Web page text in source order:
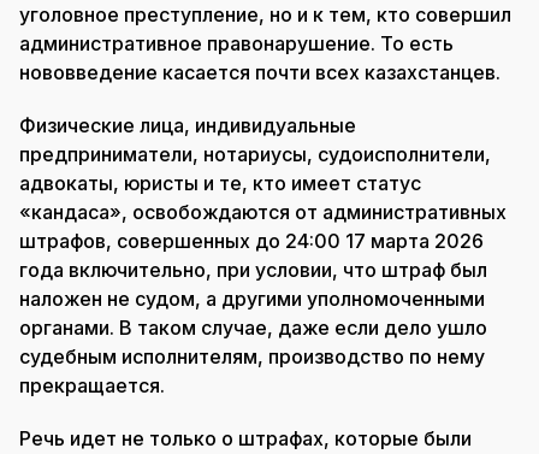
уголовное преступление, но и к тем, кто совершил
административное правонарушение. То есть
нововведение касается почти всех казахстанцев.
Физические лица, индивидуальные
предприниматели, нотариусы, судоисполнители,
адвокаты, юристы и те, кто имеет статус
«кандаса», освобождаются от административных
штрафов, совершенных до 24:00 17 марта 2026
года включительно, при условии, что штраф был
наложен не судом, а другими уполномоченными
органами. В таком случае, даже если дело ушло
судебным исполнителям, производство по нему
прекращается.
Речь идет не только о штрафах, которые были